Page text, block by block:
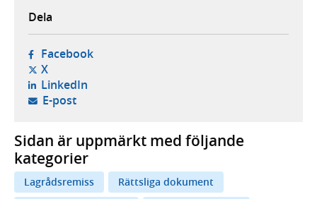
Dela
Facebook- öppnas i ny flik, extern webbplats,
X- öppnas i ny flik, extern webbplats,
LinkedIn- öppnas i ny flik, extern webbplats,
E-post- öppnar din e-postklient,
Sidan är uppmärkt med följande
kategorier
Lagrådsremiss
Rättsliga dokument